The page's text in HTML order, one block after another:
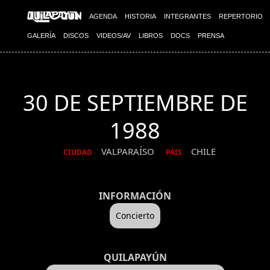
AGENDA HISTORIA INTEGRANTES REPERTORIO
GALERÍA DISCOS VIDEOS/AV LIBROS DOCS PRENSA
30 DE SEPTIEMBRE DE
1988
CIUDAD VALPARAÍSO PAIS CHILE
INFORMACIÓN
Concierto
QUILAPAYÚN